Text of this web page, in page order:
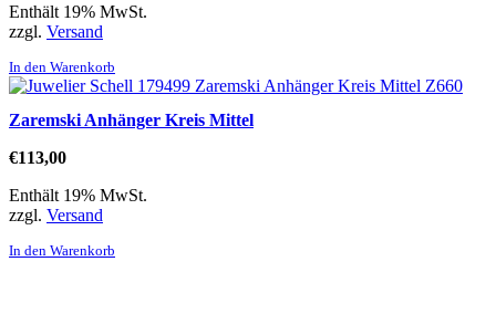
Enthält 19% MwSt.
zzgl. Versand
In den Warenkorb
Zaremski Anhänger Kreis Mittel
€113,00
Enthält 19% MwSt.
zzgl. Versand
In den Warenkorb